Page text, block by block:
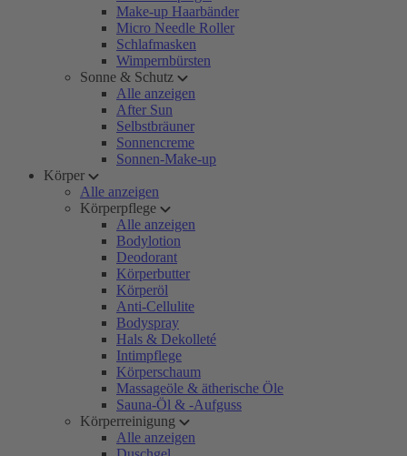
Make-up Haarbänder
Micro Needle Roller
Schlafmasken
Wimpernbürsten
Sonne & Schutz
Alle anzeigen
After Sun
Selbstbräuner
Sonnencreme
Sonnen-Make-up
Körper
Alle anzeigen
Körperpflege
Alle anzeigen
Bodylotion
Deodorant
Körperbutter
Körperöl
Anti-Cellulite
Bodyspray
Hals & Dekolleté
Intimpflege
Körperschaum
Massageöle & ätherische Öle
Sauna-Öl & -Aufguss
Körperreinigung
Alle anzeigen